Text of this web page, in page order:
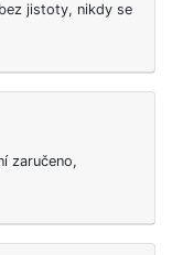
jistoty, nikdy se
zaručeno,